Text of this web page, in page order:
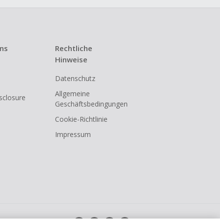
meisten
Rechtliche
Hinweise
Datenschutz
Allgemeine
Geschäftsbedingungen
Cookie-Richtlinie
Impressum